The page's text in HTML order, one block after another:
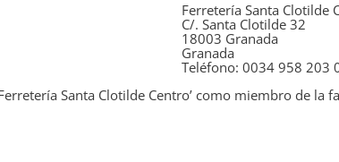
Ferretería Santa Clotilde
C/. Santa Clotilde 32
18003 Granada
Granada
Teléfono: 0034 958 203
Santa Clotilde Centro’ como miembro de la